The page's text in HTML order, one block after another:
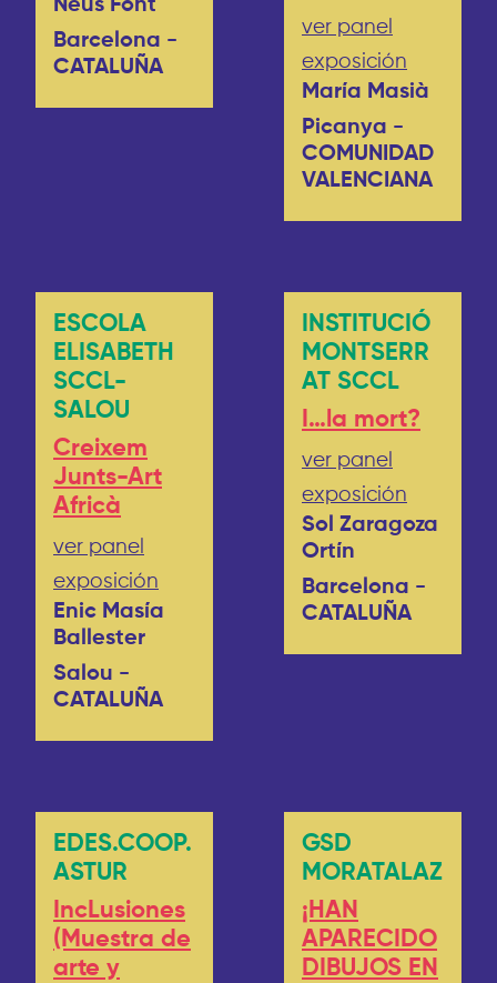
Neus Font
Barcelona -
CATALUÑA
ver panel
exposición
María Masià
Picanya -
COMUNIDAD
VALENCIANA
ESCOLA
ELISABETH
SCCL-
SALOU
Creixem
Junts-Art
Africà
ver panel
exposición
Enic Masía
Ballester
Salou -
CATALUÑA
INSTITUCIÓ
MONTSERR
AT SCCL
I…la mort?
ver panel
exposición
Sol Zaragoza
Ortín
Barcelona -
CATALUÑA
EDES.COOP.
ASTUR
IncLusiones
(Muestra de
arte y
GSD
MORATALAZ
¡HAN
APARECIDO
DIBUJOS EN